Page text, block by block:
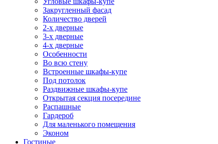
Закругленный фасад
Количество дверей
2-х дверные
3-х дверные
4-х дверные
Особенности
Во всю стену
Встроенные шкафы-купе
Под потолок
Раздвижные шкафы-купе
Открытая секция посередине
Распашные
Гардероб
Для маленького помещения
Эконом
Гостиные